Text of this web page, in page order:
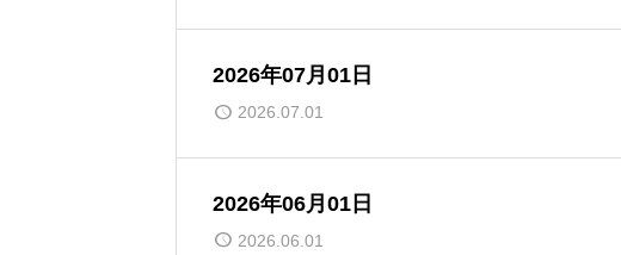
2026年07月01日
2026.07.01
2026年06月01日
2026.06.01